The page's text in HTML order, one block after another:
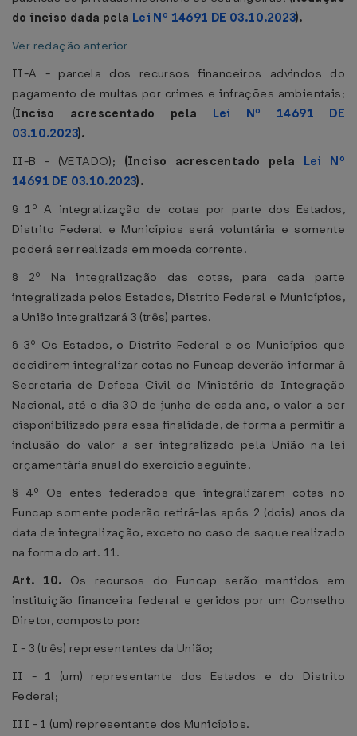
do inciso dada pela Lei Nº 14691 DE 03.10.2023).
Ver redação anterior
II-A - parcela dos recursos financeiros advindos do
pagamento de multas por crimes e infrações ambientais;
(Inciso acrescentado pela Lei Nº 14691 DE
03.10.2023).
II-B - (VETADO); (Inciso acrescentado pela Lei Nº
14691 DE 03.10.2023).
§ 1º A integralização de cotas por parte dos Estados,
Distrito Federal e Municípios será voluntária e somente
poderá ser realizada em moeda corrente.
§ 2º Na integralização das cotas, para cada parte
integralizada pelos Estados, Distrito Federal e Municípios,
a União integralizará 3 (três) partes.
§ 3º Os Estados, o Distrito Federal e os Municípios que
decidirem integralizar cotas no Funcap deverão informar à
Secretaria de Defesa Civil do Ministério da Integração
Nacional, até o dia 30 de junho de cada ano, o valor a ser
disponibilizado para essa finalidade, de forma a permitir a
inclusão do valor a ser integralizado pela União na lei
orçamentária anual do exercício seguinte.
§ 4º Os entes federados que integralizarem cotas no
Funcap somente poderão retirá-las após 2 (dois) anos da
data de integralização, exceto no caso de saque realizado
na forma do art. 11.
Art. 10. Os recursos do Funcap serão mantidos em
instituição financeira federal e geridos por um Conselho
Diretor, composto por:
I - 3 (três) representantes da União;
II - 1 (um) representante dos Estados e do Distrito
Federal;
III - 1 (um) representante dos Municípios.